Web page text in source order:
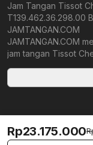
Jam Tangan Tissot
T139.462.36.298.00
JAMTANGAN.COM
JAMTANGAN.COM
jam tangan Tissot
Kami berkomitmen
yang tersedia
berkualitas tinggi,
toko online
Rp23.175.000